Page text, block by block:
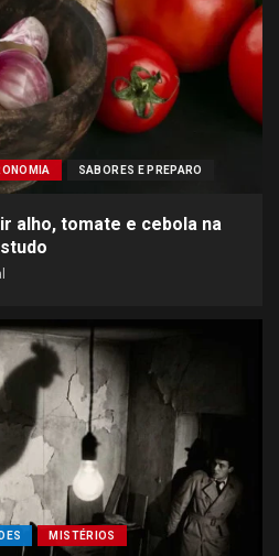
SABORES E PREPARO
alho, tomate e cebola na
MISTÉRIOS